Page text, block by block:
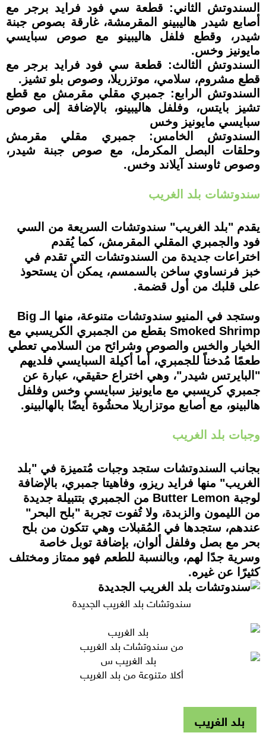
السندوتش الثاني: قطعة سي فود فرايد برجر مع
أصابع شيدر هاليبينو المقرمشة، غارقة بصوص جبنة
شيدر، وقطع فلفل هاليبينو مع صوص سبايسي
مايونيز وخس.
السندوتش الثالث: قطعة سي فود فرايد برجر مع
قطع مشروم، سلامي، موتزريلا، وصوص بلو تشيز.
السندوتش الرابع: جمبري مقلي مقرمش مع قطع
تشيز بايتس، وفلفل هاليبينو، بالإضافة إلى صوص
سبايسي مايونيز وخس
السندوتش الخامس: جمبري مقلي مقرمش
وحلقات البصل المكرمل، مع صوص جبنة شيدر،
وصوص ثاوسند آيلاند وخس.
سندوتشات بلد الغريب
يقدم "بلد الغريب" سندوتشات السريعة من السي
فود والجمبري المقلي المقرمش، كما يُقدم
اختراعات جديدة من السندوتشات التي تقدم في
خبز فرنساوي ساخن بالسمسم، يمكن أن يستحوذ
على قلبك من أول قضمة.
وستجد في المنيو سندوتشات متنوعة، منها الـ Big
Smoked Shrimp بقطع من الجمبري الكريسبي مع
الخيار والخس والصوص وشرائح من السلامي تعطي
طعمًا مُدخناً للجمبري، أما أكيلة السبايسي فلديهم
"البايرتس شيدر"، وهي اختراع حقيقي، عبارة عن
جمبري كريسبي مع مايونيز سبايسي وخس وفلفل
هالبينو، مع أصابع موتزاريلا محشُوة أيضًا بالهالبينو.
وجبات بلد الغريب
بجانب السندوتشات ستجد وجبات مُتميزة في "بلد
الغريب" منها فرايد ريزو، وفاهيتا جمبري، بالإضافة
لوجبة Butter Lemon من الجمبري بتتبيلة جديدة
من الليمون والزبدة، ولا تُفوت تجربة "بلح البحر"
عندهم، ستجدها في المُقبلات وهي تتكون من بلح
بحر مع بصل وفلفل ألوان، بإضافة توبل خاصة
وسرية جدًا لهم، وبالنسبة للطعم فهو ممتاز ومختلف
كثيرًا عن غيره.
سندوتشات بلد الغريب الجديدة
من سندوتشات بلد الغريب
أكلا متنوعة من بلد الغريب
بلد الغريب